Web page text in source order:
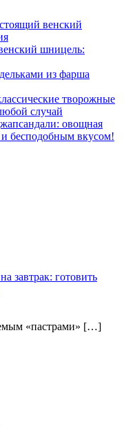
венский
шницель:
из фарша
творожные
случай
овощная
и бесподобным вкусом!
завтрак: готовить
«пастрами» […]